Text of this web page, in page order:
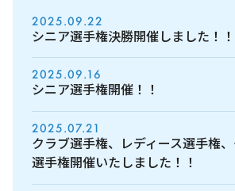
2025.09.22
シニア選手権決勝開催しました！！
2025.09.16
シニア選手権開催！！
2025.07.21
クラブ選手権、レディース選手権
選手権開催いたしました！！